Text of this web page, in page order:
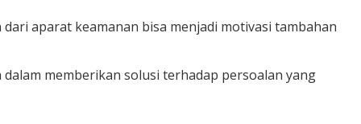
aparat keamanan bisa menjadi motivasi tambahan
memberikan solusi terhadap persoalan yang